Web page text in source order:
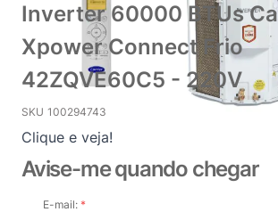
Inverter 60000 BTUs
Xpower Connect Frio
42ZQVE60C5 - 220V
SKU 100294743
Clique e veja!
Avise-me quando chegar
E-mail: